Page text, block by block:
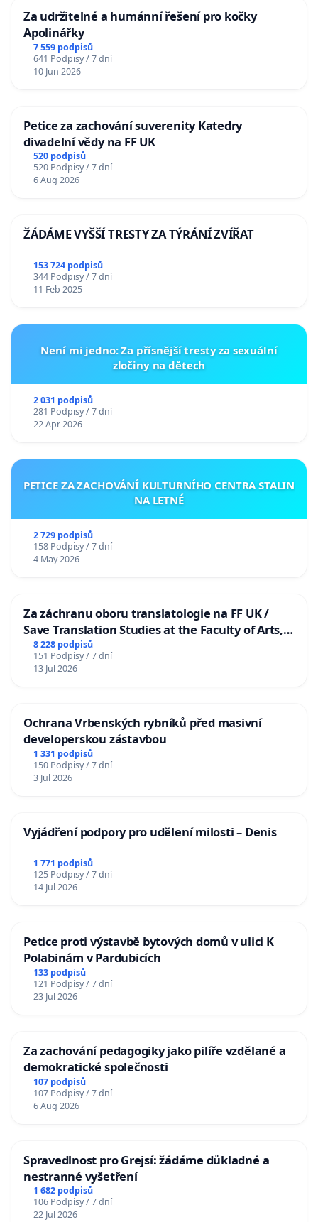
Za udržitelné a humánní řešení pro kočky
Apolinářky
7 559 podpisů
641 Podpisy / 7 dní
10 Jun 2026
Petice za zachování suverenity Katedry
divadelní vědy na FF UK
520 podpisů
520 Podpisy / 7 dní
6 Aug 2026
ŽÁDÁME VYŠŠÍ TRESTY ZA TÝRÁNÍ ZVÍŘAT
153 724 podpisů
344 Podpisy / 7 dní
11 Feb 2025
Není mi jedno: Za přísnější tresty za sexuální
zločiny na dětech
2 031 podpisů
281 Podpisy / 7 dní
22 Apr 2026
PETICE ZA ZACHOVÁNÍ KULTURNÍHO CENTRA STALIN
NA LETNÉ
2 729 podpisů
158 Podpisy / 7 dní
4 May 2026
Za záchranu oboru translatologie na FF UK /
Save Translation Studies at the Faculty of Arts,
Charles University
8 228 podpisů
151 Podpisy / 7 dní
13 Jul 2026
Ochrana Vrbenských rybníků před masivní
developerskou zástavbou
1 331 podpisů
150 Podpisy / 7 dní
3 Jul 2026
Vyjádření podpory pro udělení milosti – Denis
1 771 podpisů
125 Podpisy / 7 dní
14 Jul 2026
Petice proti výstavbě bytových domů v ulici K
Polabinám v Pardubicích
133 podpisů
121 Podpisy / 7 dní
23 Jul 2026
Za zachování pedagogiky jako pilíře vzdělané a
demokratické společnosti
107 podpisů
107 Podpisy / 7 dní
6 Aug 2026
Spravedlnost pro Grejsí: žádáme důkladné a
nestranné vyšetření
1 682 podpisů
106 Podpisy / 7 dní
22 Jul 2026